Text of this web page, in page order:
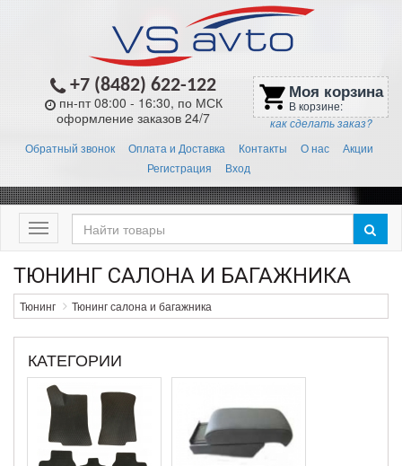
+7 (8482) 622-122
пн-пт 08:00 - 16:30, по МСК
оформление заказов 24/7
shopping_cart Моя корзина
В корзине:
как сделать заказ?
Обратный звонок Оплата и Доставка Контакты О нас
Акции
Регистрация
Вход
Меню
ТЮНИНГ САЛОНА И БАГАЖНИКА
Тюнинг Тюнинг салона и багажника
КАТЕГОРИИ